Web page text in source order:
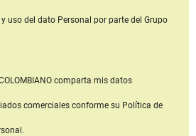
uso del dato Personal por parte del Grupo
comparta mis datos
comerciales conforme su Política de